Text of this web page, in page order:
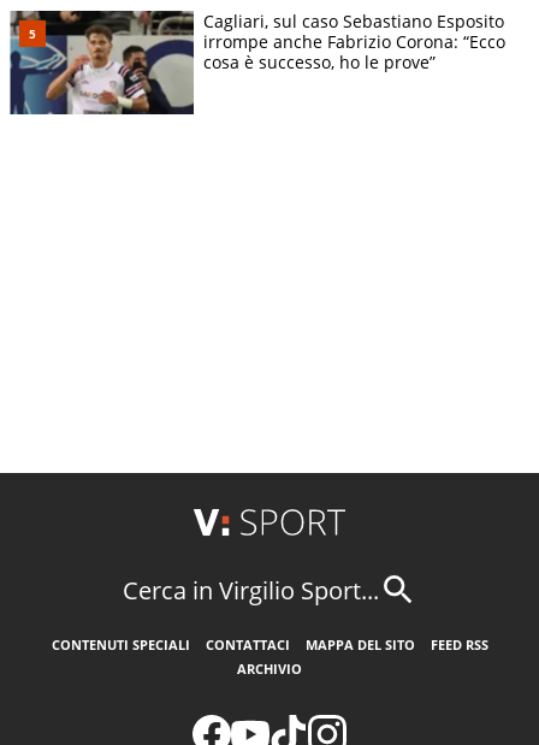
Cagliari, sul caso Sebastiano Esposito
irrompe anche Fabrizio Corona: “Ecco
cosa è successo, ho le prove”
Cerca in Virgilio Sport...
CONTENUTI SPECIALI CONTATTACI MAPPA DEL SITO
FEED RSS
ARCHIVIO